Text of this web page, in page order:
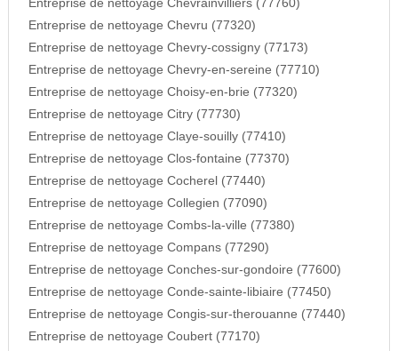
Entreprise de nettoyage Chevrainvilliers (77760)
Entreprise de nettoyage Chevru (77320)
Entreprise de nettoyage Chevry-cossigny (77173)
Entreprise de nettoyage Chevry-en-sereine (77710)
Entreprise de nettoyage Choisy-en-brie (77320)
Entreprise de nettoyage Citry (77730)
Entreprise de nettoyage Claye-souilly (77410)
Entreprise de nettoyage Clos-fontaine (77370)
Entreprise de nettoyage Cocherel (77440)
Entreprise de nettoyage Collegien (77090)
Entreprise de nettoyage Combs-la-ville (77380)
Entreprise de nettoyage Compans (77290)
Entreprise de nettoyage Conches-sur-gondoire (77600)
Entreprise de nettoyage Conde-sainte-libiaire (77450)
Entreprise de nettoyage Congis-sur-therouanne (77440)
Entreprise de nettoyage Coubert (77170)